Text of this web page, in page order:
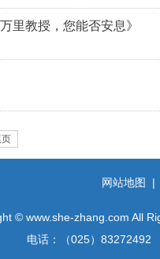
里教授，您能否安息》
页
网站地图
© www.she-zhang.com All
电话：（025）